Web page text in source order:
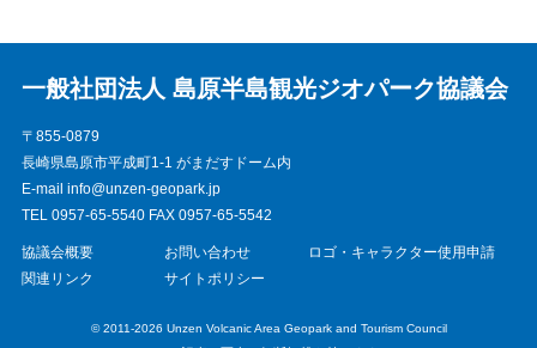
協議会概要 お問い合わせ
ロゴ・キャラクター使用申請
関連リンク
サイトポリシー
© 2011-2026 Unzen Volcanic Area Geopark and Tourism Council
一般社団法人 島原半島観光ジオパーク協議会
〒855-0879
長崎県島原市平成町1-1 がまだすドーム内
E-mail info@unzen-geopark.jp
TEL 0957-65-5540 FAX 0957-65-5542